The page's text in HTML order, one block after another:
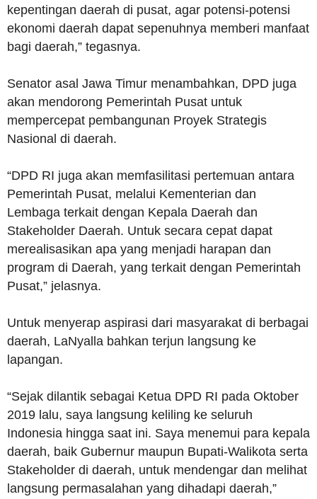
kepentingan daerah di pusat, agar potensi-potensi
ekonomi daerah dapat sepenuhnya memberi manfaat
bagi daerah,” tegasnya.
Senator asal Jawa Timur menambahkan, DPD juga
akan mendorong Pemerintah Pusat untuk
mempercepat pembangunan Proyek Strategis
Nasional di daerah.
“DPD RI juga akan memfasilitasi pertemuan antara
Pemerintah Pusat, melalui Kementerian dan
Lembaga terkait dengan Kepala Daerah dan
Stakeholder Daerah. Untuk secara cepat dapat
merealisasikan apa yang menjadi harapan dan
program di Daerah, yang terkait dengan Pemerintah
Pusat,” jelasnya.
Untuk menyerap aspirasi dari masyarakat di berbagai
daerah, LaNyalla bahkan terjun langsung ke
lapangan.
“Sejak dilantik sebagai Ketua DPD RI pada Oktober
2019 lalu, saya langsung keliling ke seluruh
Indonesia hingga saat ini. Saya menemui para kepala
daerah, baik Gubernur maupun Bupati-Walikota serta
Stakeholder di daerah, untuk mendengar dan melihat
langsung permasalahan yang dihadapi daerah,”